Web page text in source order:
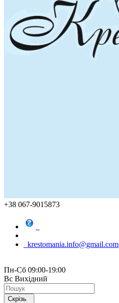
+38 067-9015873
krestomania.info@gmail.com
Пн-Сб 09:00-19:00
Вс Вихідний
Скрізь